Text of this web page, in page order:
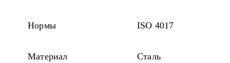
Нормы ISO 4017
Материал Сталь